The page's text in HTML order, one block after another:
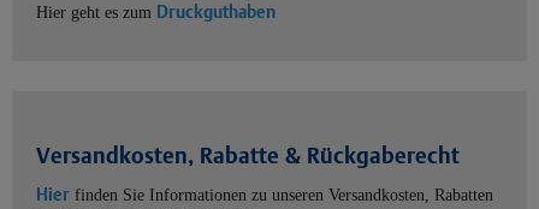
Hier geht es zum Druckguthaben
Versandkosten, Rabatte & Rückgaberecht
Hier finden Sie Informationen zu unseren Versandkosten, Rabatten